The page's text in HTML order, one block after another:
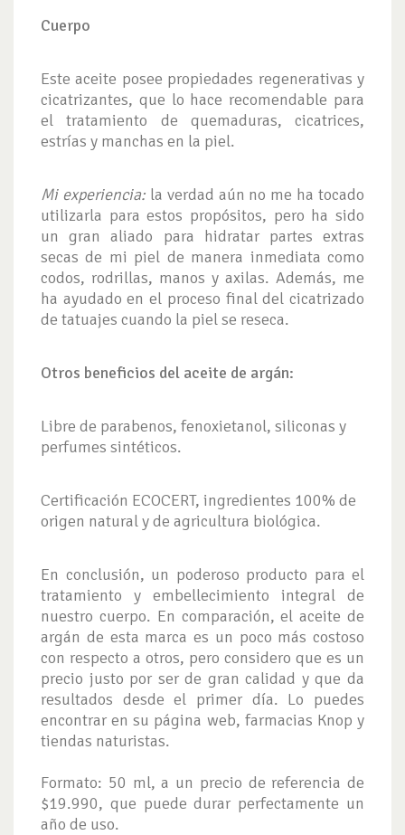
Cuerpo
Este aceite posee propiedades regenerativas y
cicatrizantes, que lo hace recomendable para
el tratamiento de quemaduras, cicatrices,
estrías y manchas en la piel.
Mi experiencia:la verdad aún no me ha tocado
utilizarla para estos propósitos, pero ha sido
un gran aliado para hidratar partes extras
secas de mi piel de manera inmediata como
codos, rodrillas, manos y axilas. Además, me
ha ayudado en el proceso final del cicatrizado
de tatuajes cuando la piel se reseca.
Otros beneficios del aceite de argán:
Libre de parabenos, fenoxietanol, siliconas y
perfumes sintéticos.
Certificación ECOCERT, ingredientes 100% de
origen natural y de agricultura biológica.
En conclusión, un poderoso producto para el
tratamiento y embellecimiento integral de
nuestro cuerpo. En comparación, el aceite de
argán de esta marca es un poco más costoso
con respecto a otros, pero considero que es un
precio justo por ser de gran calidad y que da
resultados desde el primer día. Lo puedes
encontrar en su página web, farmacias Knop y
tiendas naturistas.
Formato: 50 ml, a un precio de referencia de
$19.990, que puede durar perfectamente un
año de uso.